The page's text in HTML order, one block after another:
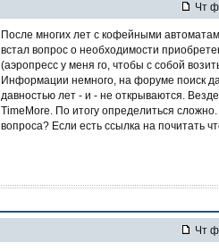
Чт
После многих лет с кофейными
встал вопрос о необходимости
(аэропресс у меня го, чтобы с собой
Информации немного, на форуме поиск
давностью лет - и - не открываются.
TimeMore. По итогу определиться
вопроса? Если есть ссылка на почитать
Чт